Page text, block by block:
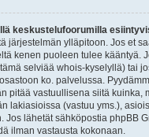
keskustelufoorumilla
järjestelmän ylläpitoon. Jos et
kenen puoleen tulee kääntyä.
selviää whois-kyselyllä) tai
ko. palvelussa.
pitää vastuullisena siitä kuinka,
lakiasioissa (vastuu yms.),
Jos lähetät sähköpostia phpBB
ilman vastausta kokonaan.